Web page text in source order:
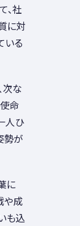
、社
に対
いる
次な
命
人ひ
勢が
に
や成
も込